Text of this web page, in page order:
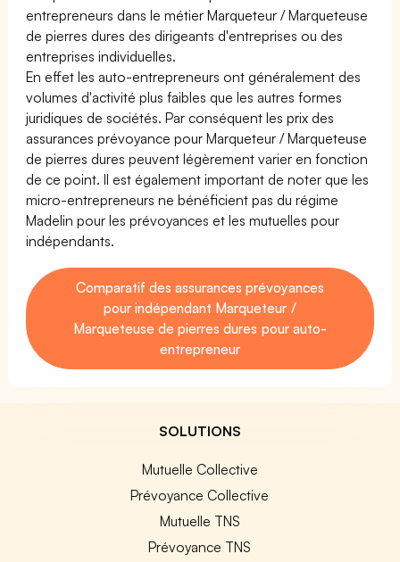
entrepreneurs dans le métier Marqueteur / Marqueteuse
de pierres dures des dirigeants d'entreprises ou des
entreprises individuelles.
En effet les auto-entrepreneurs ont généralement des
volumes d'activité plus faibles que les autres formes
juridiques de sociétés. Par conséquent les prix des
assurances prévoyance pour Marqueteur / Marqueteuse
de pierres dures peuvent légèrement varier en fonction
de ce point. Il est également important de noter que les
micro-entrepreneurs ne bénéficient pas du régime
Madelin pour les prévoyances et les mutuelles pour
indépendants.
Comparatif des assurances prévoyances
pour indépendant Marqueteur /
Marqueteuse de pierres dures pour auto-
entrepreneur
SOLUTIONS
Mutuelle Collective
Prévoyance Collective
Mutuelle TNS
Prévoyance TNS